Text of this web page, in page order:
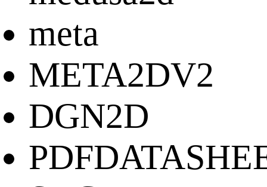
meta
META2DV2
DGN2D